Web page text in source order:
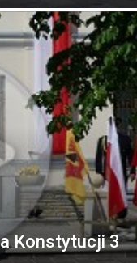
Konstytucji 3